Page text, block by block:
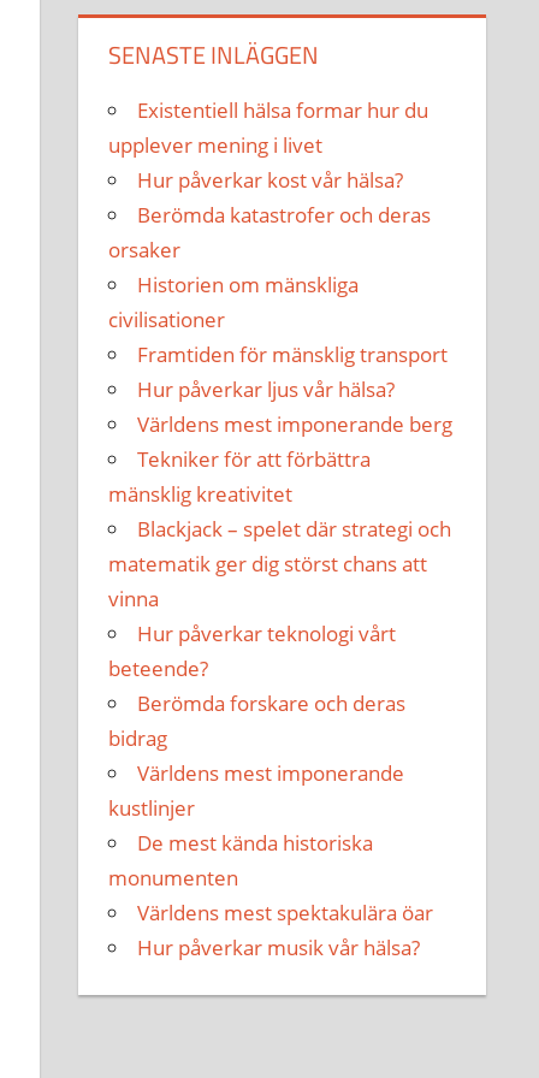
SENASTE INLÄGGEN
Existentiell hälsa formar hur du
upplever mening i livet
Hur påverkar kost vår hälsa?
Berömda katastrofer och deras
orsaker
Historien om mänskliga
civilisationer
Framtiden för mänsklig transport
Hur påverkar ljus vår hälsa?
Världens mest imponerande berg
Tekniker för att förbättra
mänsklig kreativitet
Blackjack – spelet där strategi och
matematik ger dig störst chans att
vinna
Hur påverkar teknologi vårt
beteende?
Berömda forskare och deras
bidrag
Världens mest imponerande
kustlinjer
De mest kända historiska
monumenten
Världens mest spektakulära öar
Hur påverkar musik vår hälsa?